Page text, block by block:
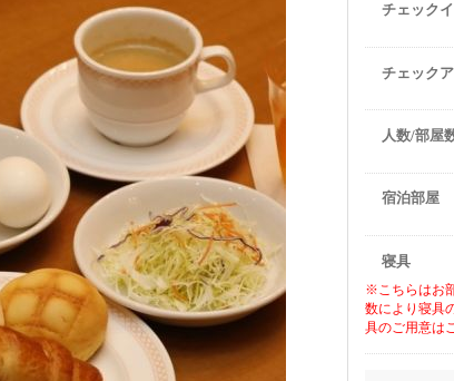
チェック
チェック
人数/部屋
宿泊部屋
寝具
※こちらはお
数により寝具
具のご用意は